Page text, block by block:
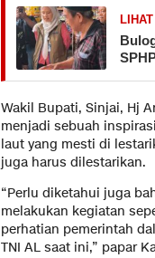
Wakil Bupati, Sinjai, Hj
menjadi sebuah
laut yang mesti di
juga harus dilestarikan.
“Perlu diketahui juga
melakukan kegiatan
perhatian pemerintah
TNI AL saat ini,” papar